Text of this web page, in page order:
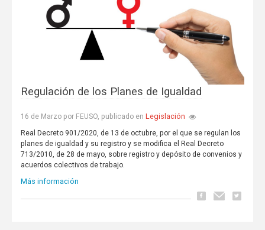
Regulación de los Planes de Igualdad
16 de Marzo por FEUSO, publicado en Legislación
Real Decreto 901/2020, de 13 de octubre, por el que se regulan los
planes de igualdad y su registro y se modifica el Real Decreto
713/2010, de 28 de mayo, sobre registro y depósito de convenios y
acuerdos colectivos de trabajo.
Más información